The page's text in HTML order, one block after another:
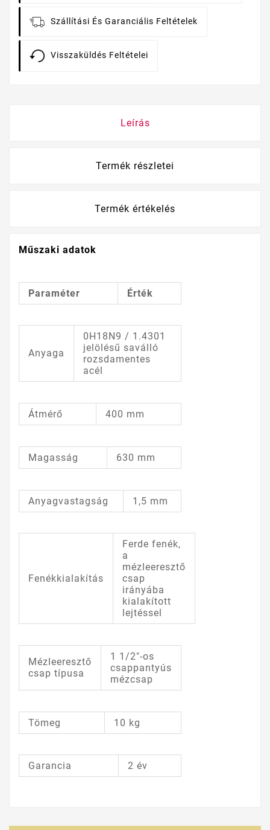
Szállítási És Garanciális Feltételek
Visszaküldés Feltételei
Leírás
Termék részletei
Termék értékelés
Műszaki adatok
Paraméter Érték
Anyaga
0H18N9 / 1.4301
jelölésű saválló
rozsdamentes
acél
Átmérő 400 mm
Magasság 630 mm
Anyagvastagság 1,5 mm
Fenékkialakítás
Ferde fenék,
a
mézleeresztő
csap
irányába
kialakított
lejtéssel
Mézleeresztő
csap típusa
1 1/2"-os
csappantyús
mézcsap
Tömeg 10 kg
Garancia 2 év